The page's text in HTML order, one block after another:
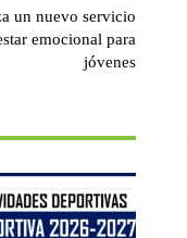
un nuevo servicio
emocional para
jóvenes